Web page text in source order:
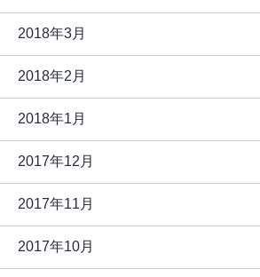
2018年3月
2018年2月
2018年1月
2017年12月
2017年11月
2017年10月